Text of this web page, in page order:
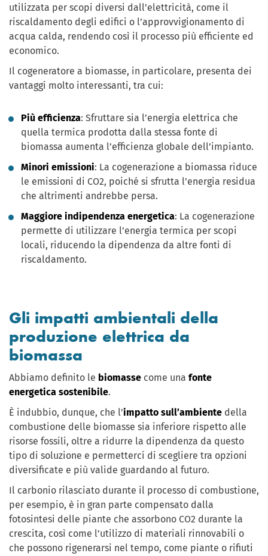
utilizzata per scopi diversi dall’elettricità, come il
riscaldamento degli edifici o l’approvvigionamento di
acqua calda, rendendo così il processo più efficiente ed
economico.
Il cogeneratore a biomasse, in particolare, presenta dei
vantaggi molto interessanti, tra cui:
Più efficienza: Sfruttare sia l’energia elettrica che
quella termica prodotta dalla stessa fonte di
biomassa aumenta l’efficienza globale dell’impianto.
Minori emissioni: La cogenerazione a biomassa riduce
le emissioni di CO2, poiché si sfrutta l’energia residua
che altrimenti andrebbe persa.
Maggiore indipendenza energetica: La cogenerazione
permette di utilizzare l’energia termica per scopi
locali, riducendo la dipendenza da altre fonti di
riscaldamento.
Gli impatti ambientali della
produzione elettrica da
biomassa
Abbiamo definito le biomasse come una fonte
energetica sostenibile.
È indubbio, dunque, che l’impatto sull’ambiente della
combustione delle biomasse sia inferiore rispetto alle
risorse fossili, oltre a ridurre la dipendenza da questo
tipo di soluzione e permetterci di scegliere tra opzioni
diversificate e più valide guardando al futuro.
Il carbonio rilasciato durante il processo di combustione,
per esempio, è in gran parte compensato dalla
fotosintesi delle piante che assorbono CO2 durante la
crescita, così come l’utilizzo di materiali rinnovabili o
che possono rigenerarsi nel tempo, come piante o rifiuti